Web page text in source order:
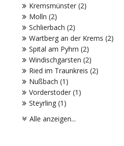
Kremsmünster (2)
Molln (2)
Schlierbach (2)
Wartberg an der Krems (2)
Spital am Pyhrn (2)
Windischgarsten (2)
Ried im Traunkreis (2)
Nußbach (1)
Vorderstoder (1)
Steyrling (1)
Alle anzeigen...